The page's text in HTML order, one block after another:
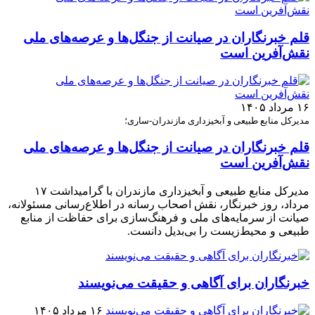
قلم خبرنگاران در صیانت از جنگل‌ها و عرصه‌های ملی
نقش‌آفرین است
۱۶ مرداد ۱۴۰۵
مدیرکل منابع طبیعی و آبخیزداری مازندران-ساری؛
قلم خبرنگاران در صیانت از جنگل‌ها و عرصه‌های ملی
نقش‌آفرین است
مدیرکل منابع طبیعی و آبخیزداری مازندران با گرامیداشت ۱۷
مرداد، روز خبرنگار، نقش اصحاب رسانه در اطلاع‌رسانی مسئولانه،
صیانت از سرمایه‌های ملی و فرهنگ‌سازی برای حفاظت از منابع
طبیعی و محیط‌زیست را بی‌بدیل دانست.
خبرنگاران برای آگاهی و حقیقت می‌نویسند
۱۶ مرداد ۱۴۰۵